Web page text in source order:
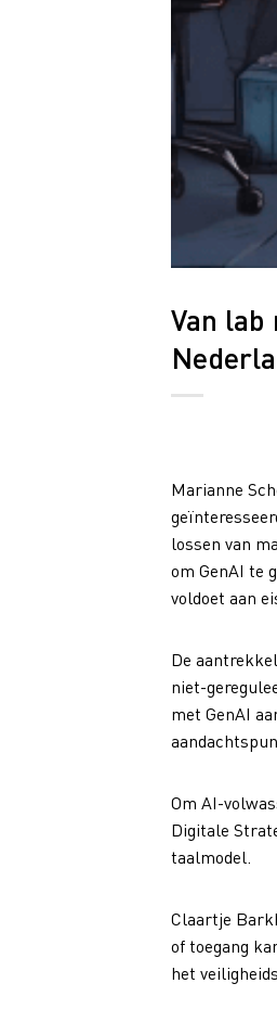
Van
Marianne
lossen van
om GenAI te
voldoet aan
De
niet-
met GenAI
Om AI-
Digitale
taalmodel.
Claartje
of toegang
het